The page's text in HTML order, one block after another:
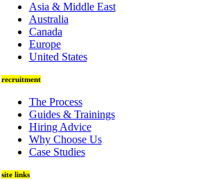
Asia & Middle East
Australia
Canada
Europe
United States
recruitment
The Process
Guides & Trainings
Hiring Advice
Why Choose Us
Case Studies
site links